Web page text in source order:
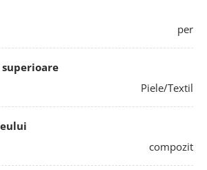
per
Piele/Textil
compozit